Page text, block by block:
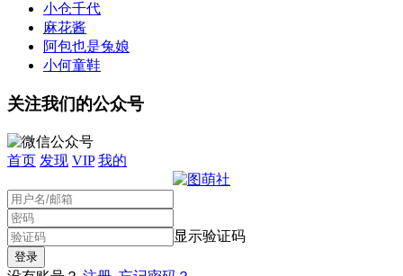
小仓千代
麻花酱
阿包也是兔娘
小何童鞋
关注我们的公众号
首页 发现 VIP 我的
显示验证码